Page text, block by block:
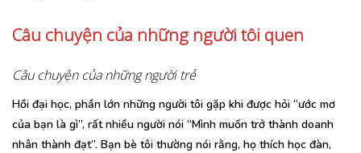
Câu chuyện của những người tôi quen
Câu chuyện của những người trẻ
Hồi đại học, phần lớn những người tôi gặp khi được hỏi “ước mơ
của bạn là gì”, rất nhiều người nói “Mình muốn trở thành doanh
nhân thành đạt”. Bạn bè tôi thường nói rằng, họ thích học đàn,